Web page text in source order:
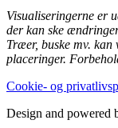
Visualiseringerne er
der kan ske
Træer, buske mv.
placeringer.
Cookie- og
Design and powered